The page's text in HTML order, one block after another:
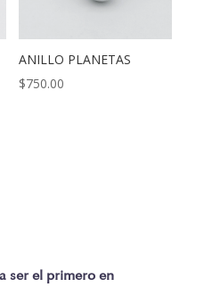
ANILLO PLANETAS
$750.00
ser el primero en